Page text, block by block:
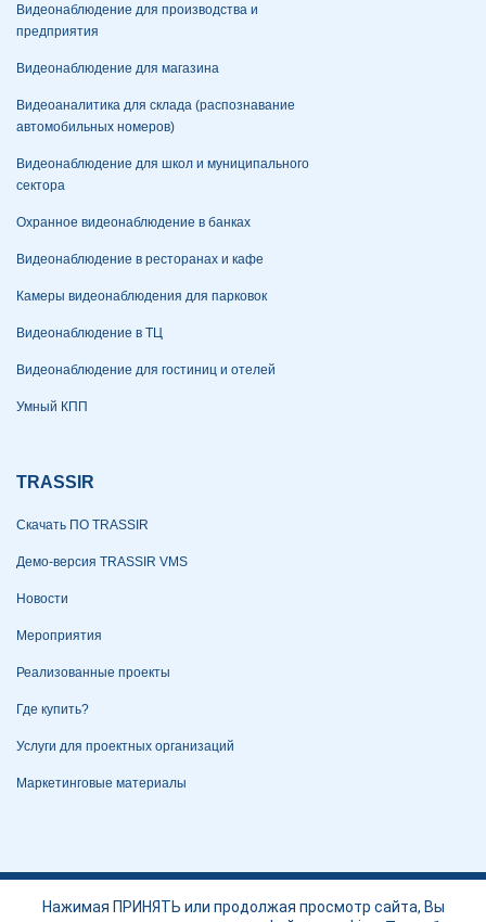
Видеонаблюдение для производства и
предприятия
Видеонаблюдение для магазина
Видеоаналитика для склада (распознавание
автомобильных номеров)
Видеонаблюдение для школ и муниципального
сектора
Охранное видеонаблюдение в банках
Видеонаблюдение в ресторанах и кафе
Камеры видеонаблюдения для парковок
Видеонаблюдение в ТЦ
Видеонаблюдение для гостиниц и отелей
Умный КПП
TRASSIR
Скачать ПО TRASSIR
Демо-версия TRASSIR VMS
Новости
Мероприятия
Реализованные проекты
Где купить?
Услуги для проектных организаций
Маркетинговые материалы
Политика конфиденциальности
Нажимая ПРИНЯТЬ или продолжая просмотр сайта, Вы